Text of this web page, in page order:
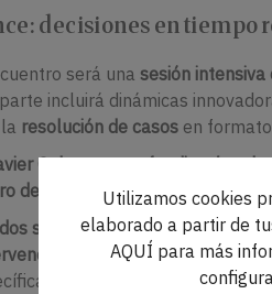
decisiones en tiempo
será una sesión intensiva
incluirá dinámicas
resolución de casos en
Calatrava profundizará en
detallará los pasos clave en
será desarrollado por el Dr.
de la Dra. Adriana Castro
sobre la gestión de
Utilizamos cookies
elaborado a partir de
AQUÍ para más